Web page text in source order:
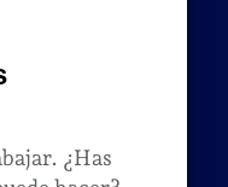
¿Has